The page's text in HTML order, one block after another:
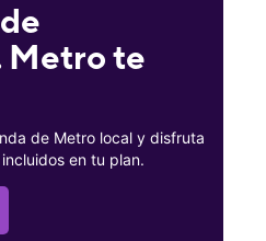
Metro te
de Metro local y disfruta
en tu plan.